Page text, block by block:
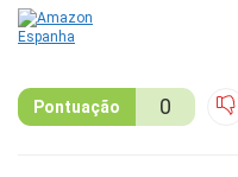
Pontuação 0